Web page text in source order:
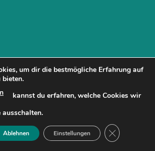
um dir die bestmögliche Erfahrung auf
bieten.
kannst du erfahren, welche Cookies wir
ausschalten.
Ablehnen Einstellungen GDPR